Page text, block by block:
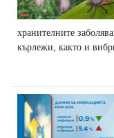
хранителните
кърлежи, както и